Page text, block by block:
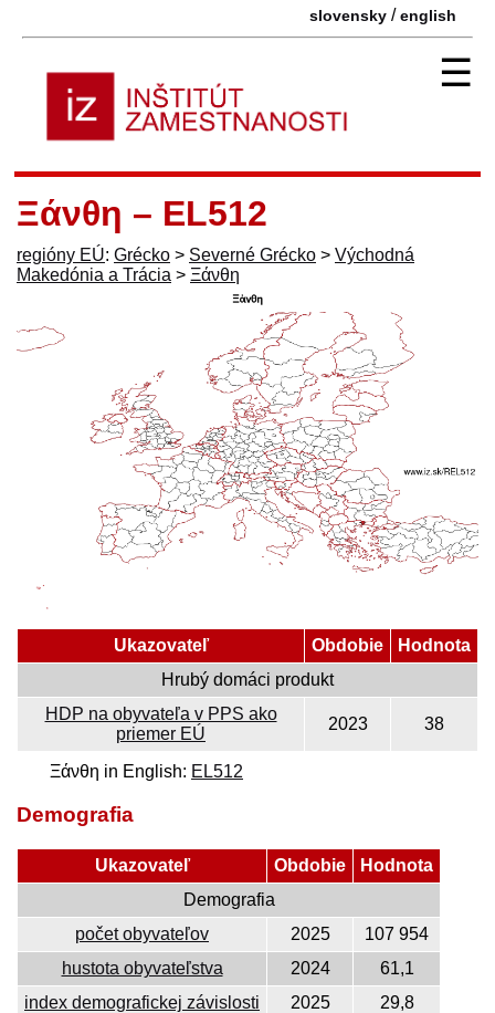
slovensky /english
☰
Ξάνθη – EL512
regióny EÚ: Grécko > Severné Grécko > Východná
Makedónia a Trácia > Ξάνθη
Ukazovateľ Obdobie
Hodnota
Hrubý domáci produkt
HDP na obyvateľa v PPS ako
priemer EÚ
2023 38
Ξάνθη in English: EL512
Demografia
Ukazovateľ Obdobie
Hodnota
Demografia
počet obyvateľov
2025
107 954
hustota obyvateľstva
2024
61,1
index demografickej závislosti
2025 29,8